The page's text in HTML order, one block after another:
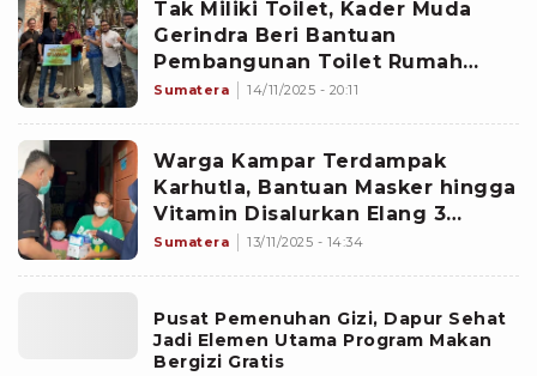
Tak Miliki Toilet, Kader Muda
Gerindra Beri Bantuan
Pembangunan Toilet Rumah
Warga Kurang Mampu di
Sumatera 14/11/2025 - 20:11
Warga Kampar Terdampak
Karhutla, Bantuan Masker hingga
Vitamin Disalurkan Elang 3
Hambalang Riau
Sumatera 13/11/2025 - 14:34
Pusat Pemenuhan Gizi, Dapur Sehat
Jadi Elemen Utama Program Makan
Bergizi Gratis